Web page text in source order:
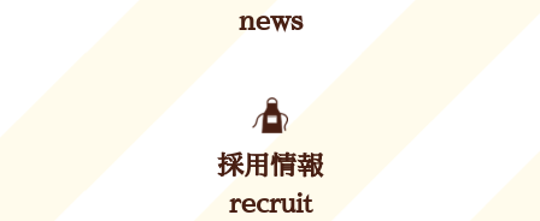
news
採用情報
recruit